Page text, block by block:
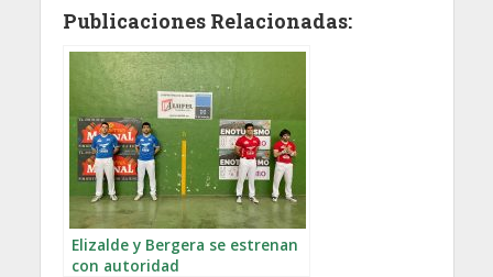
Publicaciones Relacionadas:
Elizalde y Bergera se estrenan
con autoridad